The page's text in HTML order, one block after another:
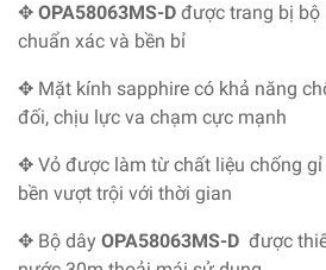
✥ OPA58063MS-D được trang bị bộ
chuẩn xác và bền bỉ
✥ Mặt kính sapphire có khả năng
đối, chịu lực va chạm cực mạnh
✥ Vỏ được làm từ chất liệu chống
bền vượt trội với thời gian
✥ Bộ dây OPA58063MS-D được